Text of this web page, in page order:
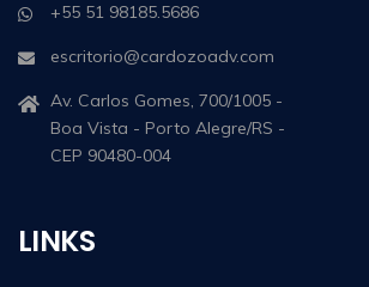
+55 51 98185.5686
escritorio@cardozoadv.com
Av. Carlos Gomes, 700/1005 -
Boa Vista - Porto Alegre/RS -
CEP 90480-004
LINKS